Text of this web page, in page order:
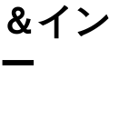
イン